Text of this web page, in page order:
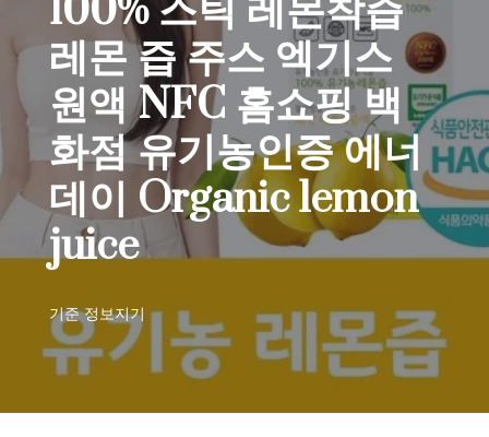
100% 스틱 레몬착즙
레몬 즙 주스 엑기스
원액 NFC 홈쇼핑 백
화점 유기농인증 에너
데이 Organic lemon
juice
기준정보지기